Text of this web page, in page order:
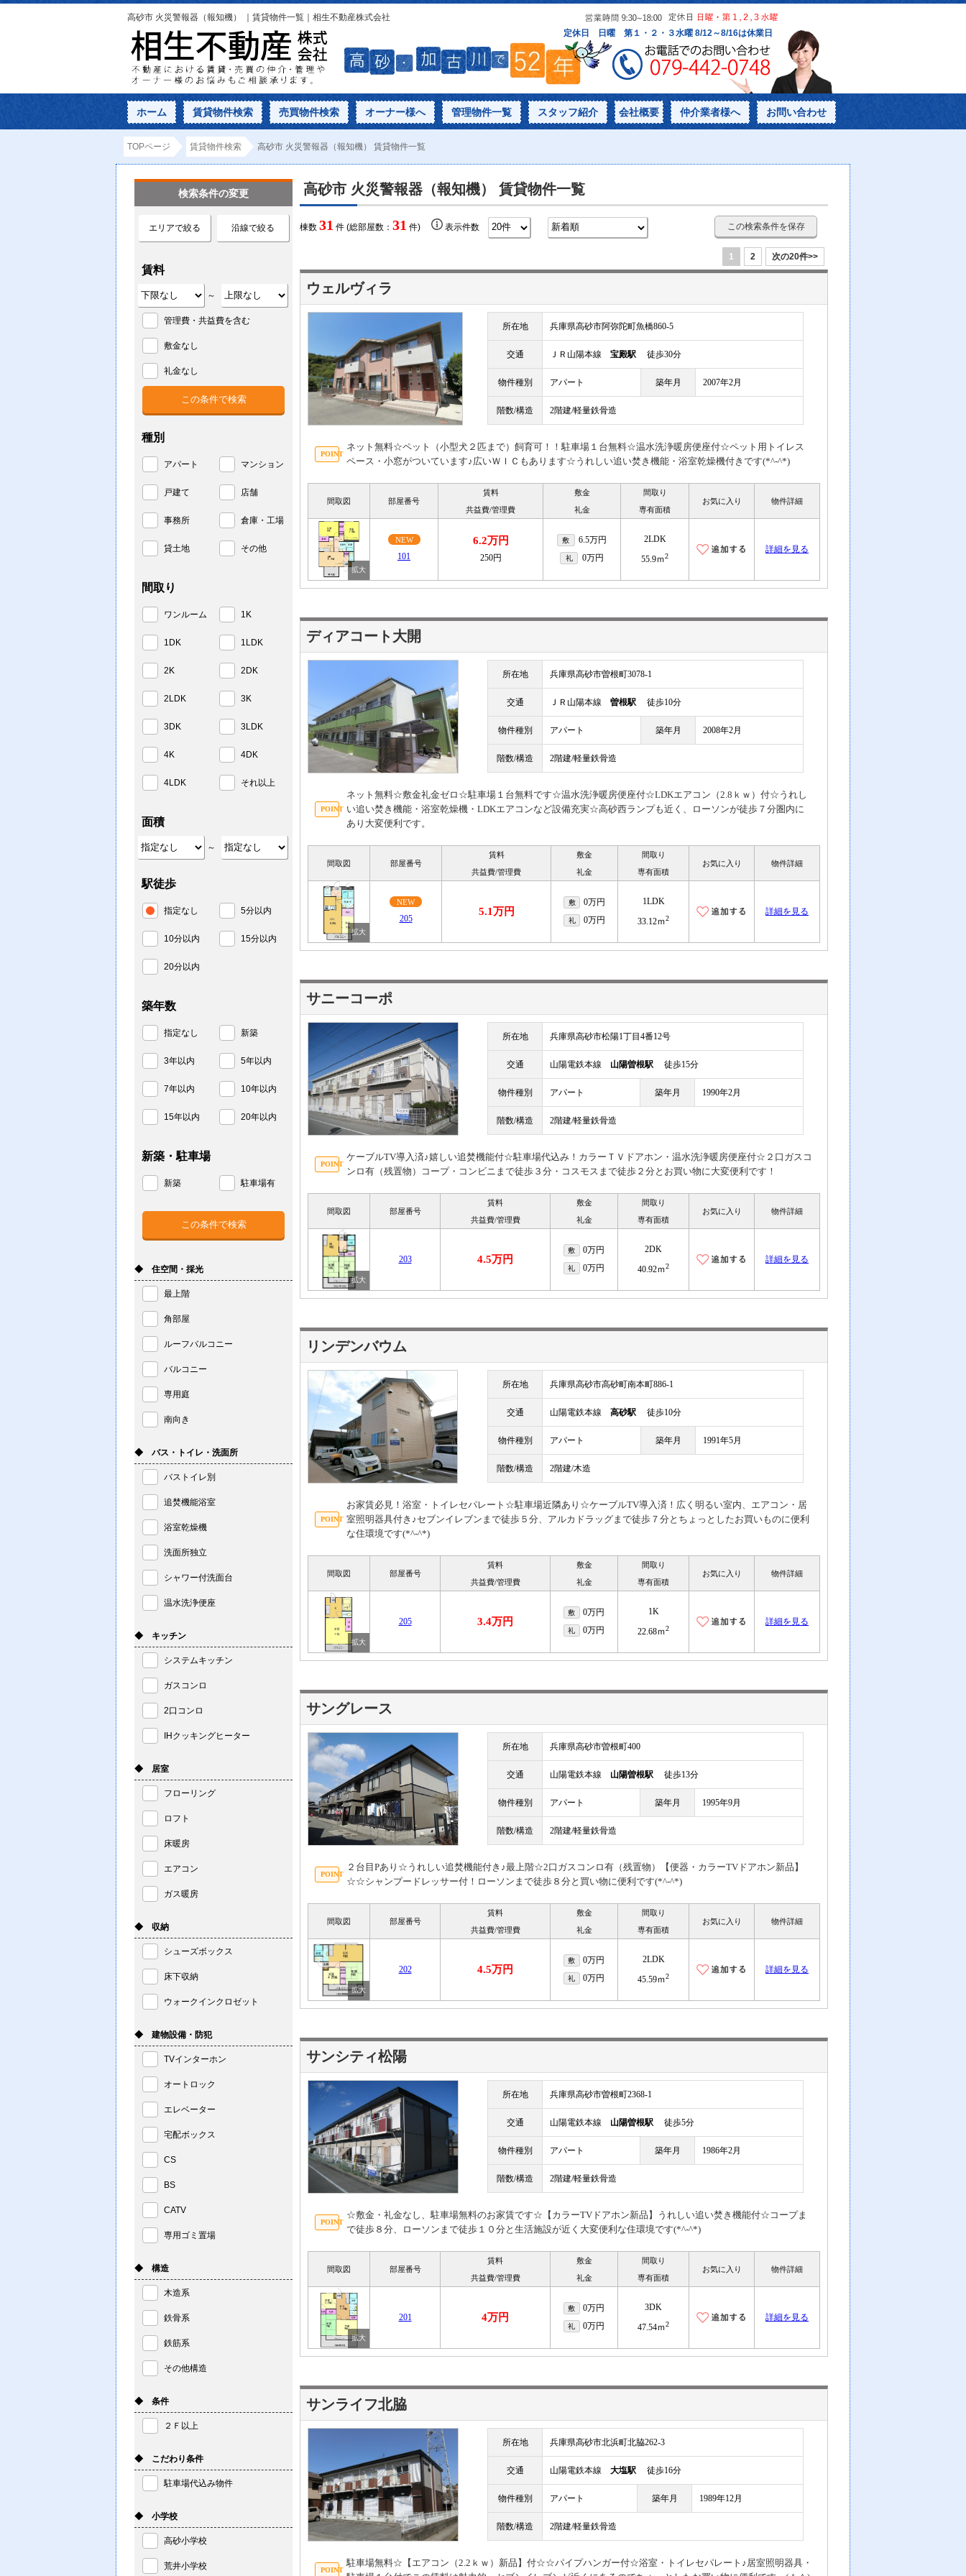
高砂市 火災警報器（報知機） ｜賃貸物件一覧｜相生不動産株式会社
ホーム 賃貸物件検索 売買物件検索 オーナー様へ 管理物件一覧 スタッフ紹介 会社概要 仲介業者様へ お問い合わせ
TOPページ 賃貸物件検索 高砂市 火災警報器（報知機） 賃貸物件一覧
高砂市 火災警報器（報知機） 賃貸物件一覧
棟数 31 件 (総部屋数： 31 件) 表示件数 この検索条件を保存
1 2 次の20件>>
ウェルヴィラ
所在地 兵庫県高砂市阿弥陀町魚橋860-5
交通 ＪＲ山陽本線 宝殿駅 徒歩30分
物件種別 アパート 築年月 2007年2月
階数/構造 2階建/軽量鉄骨造
ネット無料☆ペット（小型犬２匹まで）飼育可！！駐車場１台無料☆温水洗浄暖房便座付☆ペット用トイレス
ペース・小窓がついています♪広いＷＩＣもあります☆うれしい追い焚き機能・浴室乾燥機付きです(*^-^*)
間取図 部屋番号
賃料
共益費/管理費
敷金
礼金
間取り
専有面積
お気に入り 物件詳細
NEW
101
6.2万円
250円
敷 6.5万円
礼 0万円
2LDK
55.9ｍ2
詳細を見る
ディアコート大開
所在地 兵庫県高砂市曽根町3078-1
交通 ＪＲ山陽本線 曽根駅 徒歩10分
物件種別 アパート 築年月 2008年2月
階数/構造 2階建/軽量鉄骨造
ネット無料☆敷金礼金ゼロ☆駐車場１台無料です☆温水洗浄暖房便座付☆LDKエアコン（2.8ｋｗ）付☆うれし
い追い焚き機能・浴室乾燥機・LDKエアコンなど設備充実☆高砂西ランプも近く、ローソンが徒歩７分圏内に
あり大変便利です。
間取図 部屋番号
賃料
共益費/管理費
敷金
礼金
間取り
専有面積
お気に入り 物件詳細
NEW
205
5.1万円
敷 0万円
礼 0万円
1LDK
33.12ｍ2
詳細を見る
サニーコーポ
所在地 兵庫県高砂市松陽1丁目4番12号
交通 山陽電鉄本線 山陽曽根駅 徒歩15分
物件種別 アパート 築年月 1990年2月
階数/構造 2階建/軽量鉄骨造
ケーブルTV導入済♪嬉しい追焚機能付☆駐車場代込み！カラーＴＶドアホン・温水洗浄暖房便座付☆２口ガスコ
ンロ有（残置物）コープ・コンビニまで徒歩３分・コスモスまで徒歩２分とお買い物に大変便利です！
間取図 部屋番号
賃料
共益費/管理費
敷金
礼金
間取り
専有面積
お気に入り 物件詳細
203 4.5万円
敷 0万円
礼 0万円
2DK
40.92ｍ2
詳細を見る
リンデンバウム
所在地 兵庫県高砂市高砂町南本町886-1
交通 山陽電鉄本線 高砂駅 徒歩10分
物件種別 アパート 築年月 1991年5月
階数/構造 2階建/木造
お家賃必見！浴室・トイレセパレート☆駐車場近隣あり☆ケーブルTV導入済！広く明るい室内、エアコン・居
室照明器具付き♪セブンイレブンまで徒歩５分、アルカドラッグまで徒歩７分とちょっとしたお買いものに便利
な住環境です(*^-^*)
間取図 部屋番号
賃料
共益費/管理費
敷金
礼金
間取り
専有面積
お気に入り 物件詳細
205 3.4万円
敷 0万円
礼 0万円
1K
22.68ｍ2
詳細を見る
サングレース
所在地 兵庫県高砂市曽根町400
交通 山陽電鉄本線 山陽曽根駅 徒歩13分
物件種別 アパート 築年月 1995年9月
階数/構造 2階建/軽量鉄骨造
２台目Pあり☆うれしい追焚機能付き♪最上階☆2口ガスコンロ有（残置物）【便器・カラーTVドアホン新品】
☆☆シャンプードレッサー付！ローソンまで徒歩８分と買い物に便利です(*^-^*)
間取図 部屋番号
賃料
共益費/管理費
敷金
礼金
間取り
専有面積
お気に入り 物件詳細
202 4.5万円
敷 0万円
礼 0万円
2LDK
45.59ｍ2
詳細を見る
サンシティ松陽
所在地 兵庫県高砂市曽根町2368-1
交通 山陽電鉄本線 山陽曽根駅 徒歩5分
物件種別 アパート 築年月 1986年2月
階数/構造 2階建/軽量鉄骨造
☆敷金・礼金なし、駐車場無料のお家賃です☆【カラーTVドアホン新品】うれしい追い焚き機能付☆コープま
で徒歩８分、ローソンまで徒歩１０分と生活施設が近く大変便利な住環境です(*^-^*)
間取図 部屋番号
賃料
共益費/管理費
敷金
礼金
間取り
専有面積
お気に入り 物件詳細
201 4万円
敷 0万円
礼 0万円
3DK
47.54ｍ2
詳細を見る
サンライフ北脇
所在地 兵庫県高砂市北浜町北脇262-3
交通 山陽電鉄本線 大塩駅 徒歩16分
物件種別 アパート 築年月 1989年12月
階数/構造 2階建/軽量鉄骨造
駐車場無料☆【エアコン（2.2ｋｗ）新品】付☆☆パイプハンガー付☆浴室・トイレセパレート♪居室照明器具・
検索条件の変更
エリアで絞る 沿線で絞る
賃料
～
管理費・共益費を含む
敷金なし
礼金なし
種別
アパート マンション
戸建て 店舗
事務所 倉庫・工場
貸土地 その他
間取り
ワンルーム 1K
1DK 1LDK
2K 2DK
2LDK 3K
3DK 3LDK
4K 4DK
4LDK それ以上
面積
～
駅徒歩
指定なし 5分以内
10分以内 15分以内
20分以内
築年数
指定なし 新築
3年以内 5年以内
7年以内 10年以内
15年以内 20年以内
新築・駐車場
新築 駐車場有
◆ 住空間・採光
最上階
角部屋
ルーフバルコニー
バルコニー
専用庭
南向き
◆ バス・トイレ・洗面所
バストイレ別
追焚機能浴室
浴室乾燥機
洗面所独立
シャワー付洗面台
温水洗浄便座
◆ キッチン
システムキッチン
ガスコンロ
2口コンロ
IHクッキングヒーター
◆ 居室
フローリング
ロフト
床暖房
エアコン
ガス暖房
◆ 収納
シューズボックス
床下収納
ウォークインクロゼット
◆ 建物設備・防犯
TVインターホン
オートロック
エレベーター
宅配ボックス
CS
BS
CATV
専用ゴミ置場
◆ 構造
木造系
鉄骨系
鉄筋系
その他構造
◆ 条件
２Ｆ以上
◆ こだわり条件
駐車場代込み物件
◆ 小学校
高砂小学校
荒井小学校